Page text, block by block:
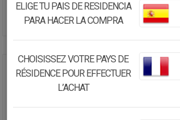
ESTANTERÍA DE MADERA
MARRÓN Y BLANCA DE 3
ELIGE TU PAIS DE RESIDENCIA
PARA HACER LA COMPRA
CHOISISSEZ VOTRE PAYS DE
RÉSIDENCE POUR EFFECTUER
L’ACHAT